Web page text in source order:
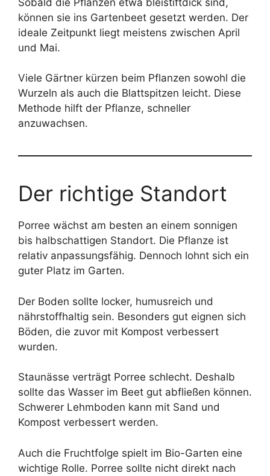
können sie ins Gartenbeet gesetzt werden. Der
ideale Zeitpunkt liegt meistens zwischen April
und Mai.
Viele Gärtner kürzen beim Pflanzen sowohl die
Wurzeln als auch die Blattspitzen leicht. Diese
Methode hilft der Pflanze, schneller
anzuwachsen.
Der richtige Standort
Porree wächst am besten an einem sonnigen
bis halbschattigen Standort. Die Pflanze ist
relativ anpassungsfähig. Dennoch lohnt sich ein
guter Platz im Garten.
Der Boden sollte locker, humusreich und
nährstoffhaltig sein. Besonders gut eignen sich
Böden, die zuvor mit Kompost verbessert
wurden.
Staunässe verträgt Porree schlecht. Deshalb
sollte das Wasser im Beet gut abfließen können.
Schwerer Lehmboden kann mit Sand und
Kompost verbessert werden.
Auch die Fruchtfolge spielt im Bio-Garten eine
wichtige Rolle. Porree sollte nicht direkt nach